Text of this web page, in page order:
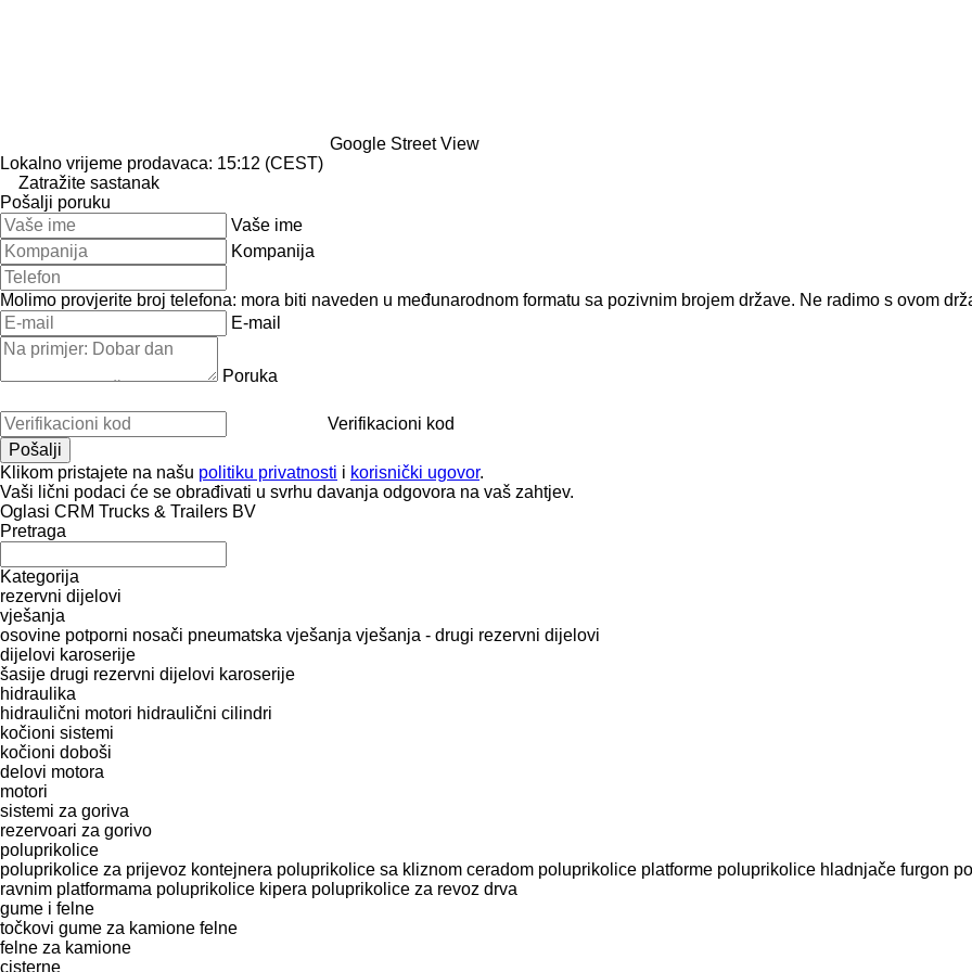
Google Street View
Lokalno vrijeme prodavaca: 15:12 (CEST)
Zatražite sastanak
Pošalji poruku
Vaše ime
Kompanija
Molimo provjerite broj telefona: mora biti naveden u međunarodnom formatu sa pozivnim brojem države. Ne radimo s ovom
E-mail
Poruka
Verifikacioni kod
Klikom pristajete na našu politiku privatnosti i korisnički ugovor.
Vaši lični podaci će se obrađivati ​​u svrhu davanja odgovora na vaš zahtjev.
Oglasi CRM Trucks & Trailers BV
Pretraga
Kategorija
rezervni dijelovi
vješanja
osovine potporni nosači pneumatska vješanja vješanja - drugi rezervni dijelovi
dijelovi karoserije
šasije drugi rezervni dijelovi karoserije
hidraulika
hidraulični motori hidraulični cilindri
kočioni sistemi
kočioni doboši
delovi motora
motori
sistemi za goriva
rezervoari za gorivo
poluprikolice
poluprikolice za prijevoz kontejnera poluprikolice sa kliznom ceradom poluprikolice platforme poluprikolice hladnjače furgon
ravnim platformama poluprikolice kipera poluprikolice za revoz drva
gume i felne
točkovi gume za kamione felne
felne za kamione
cisterne